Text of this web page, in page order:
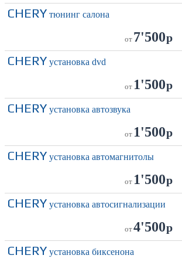
CHERY тюнинг салона
от 7'500р
CHERY установка dvd
от 1'500р
CHERY установка автозвука
от 1'500р
CHERY установка автомагнитолы
от 1'500р
CHERY установка автосигнализации
от4'500р
CHERY установка биксенона